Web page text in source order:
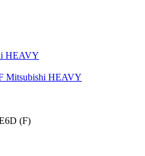
HEAVY
Mitsubishi HEAVY
(F)